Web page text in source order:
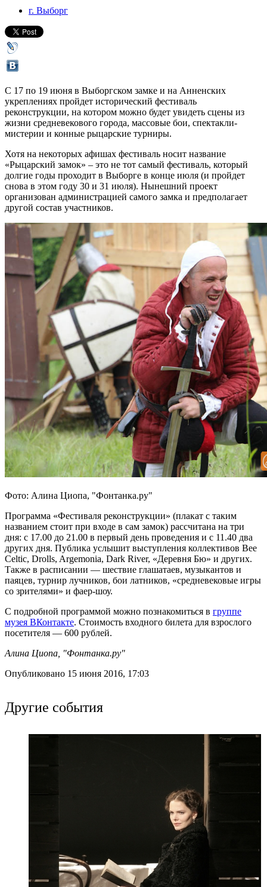
г. Выборг
С 17 по 19 июня в Выборгском замке и на Анненских
укреплениях пройдет исторический фестиваль
реконструкции, на котором можно будет увидеть сцены из
жизни средневекового города, массовые бои, спектакли-
мистерии и конные рыцарские турниры.
Хотя на некоторых афишах фестиваль носит название
«Рыцарский замок» – это не тот самый фестиваль, который
долгие годы проходит в Выборге в конце июля (и пройдет
снова в этом году 30 и 31 июля). Нынешний проект
организован администрацией самого замка и предполагает
другой состав участников.
Фото: Алина Циопа, "Фонтанка.ру"
Программа «Фестиваля реконструкции» (плакат с таким
названием стоит при входе в сам замок) рассчитана на три
дня: с 17.00 до 21.00 в первый день проведения и с 11.40 два
других дня. Публика услышит выступления коллективов Bee
Celtic, Drolls, Argemonia, Dark River, «Деревня Бю» и других.
Также в расписании — шествие глашатаев, музыкантов и
паяцев, турнир лучников, бои латников, «средневековые игры
со зрителями» и фаер-шоу.
С подробной программой можно познакомиться в группе
музея ВКонтакте. Стоимость входного билета для взрослого
посетителя — 600 рублей.
Алина Циопа, "Фонтанка.ру"
Опубликовано 15 июня 2016, 17:03
Другие события